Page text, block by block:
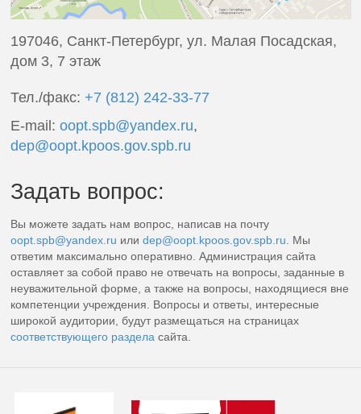
197046, Санкт-Петербург, ул. Малая Посадская,
дом 3, 7 этаж
Тел./факс:+7 (812) 242-33-77
E-mail:
oopt.spb@yandex.ru
dep@oopt.kpoos.gov.spb.ru
Задать вопрос:
Вы можете задать нам вопрос, написав на почту
oopt.spb@yandex.ru илиdep@oopt.kpoos.gov.spb.ru
ответим максимально оперативно. Администрация сайта
оставляет за собой право не отвечать на вопросы, заданные в
неуважительной форме, а также на вопросы, находящиеся вне
компетенции учреждения. Вопросы и ответы, интересные
широкой аудитории, будут размещаться на страницах
соответствующего разделасайта.